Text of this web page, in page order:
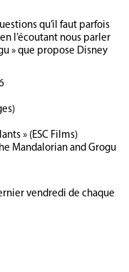
qu’il faut parfois
l’écoutant nous parler
» que propose Disney
» (ESC Films)
Mandalorian and Grogu
vendredi de chaque